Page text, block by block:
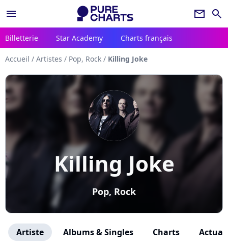
menu newsletter search
Billetterie Star Academy Charts français
Accueil / Artistes / Pop, Rock / Killing Joke
Killing Joke
Pop, Rock
Artiste Albums & Singles Charts